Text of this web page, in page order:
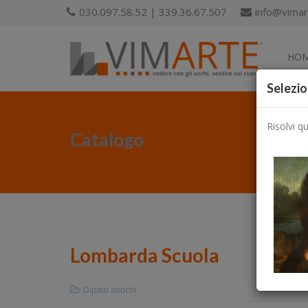
030.097.58.52 | 339.36.67.507
Catalogo
Lombarda Scuola
Dipinti antichi
Risolvi